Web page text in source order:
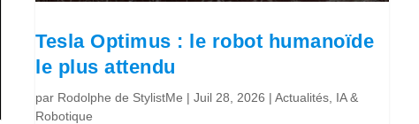
Tesla Optimus : le robot humanoïde
le plus attendu
par Rodolphe de StylistMe |Juil 28, 2026 |Actualités IA &
Robotique